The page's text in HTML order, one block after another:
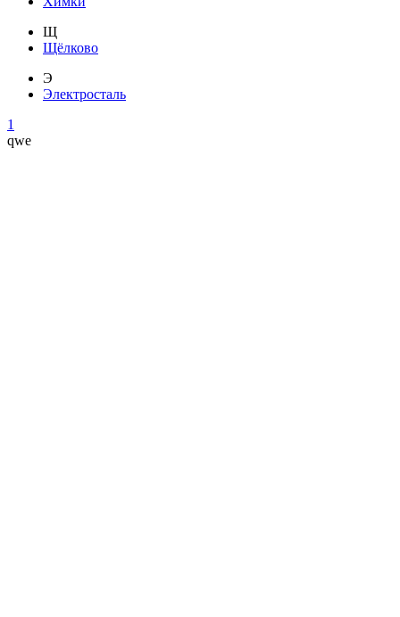
Щ
Щёлково
Э
Электросталь
1
qwe